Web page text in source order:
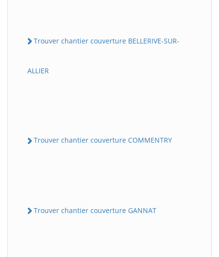
Trouver chantier couverture BELLERIVE-SUR-
ALLIER
Trouver chantier couverture COMMENTRY
Trouver chantier couverture GANNAT